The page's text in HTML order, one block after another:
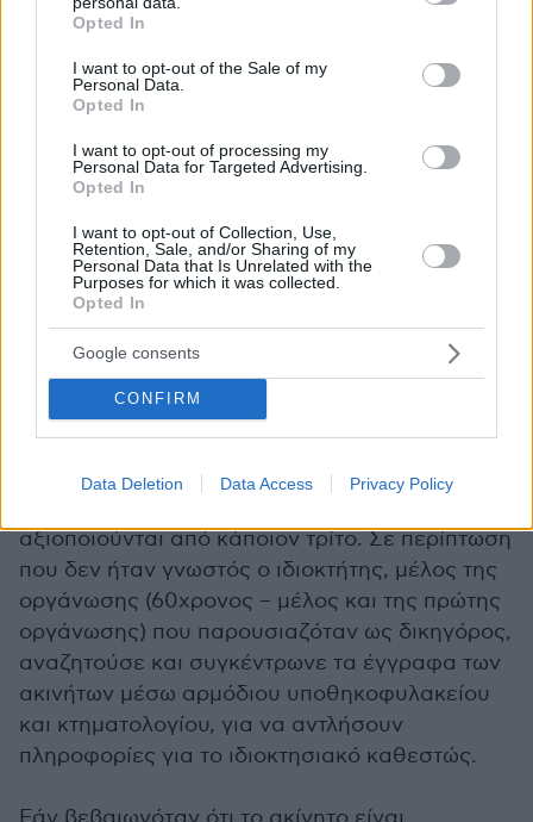
grant or deny consent to Google and its third-party tags to
use your data for below specified purposes in below Google
consent section.
Opted In
I want to opt-out of the Sale of my
Personal Data.
Opted In
I want to opt-out of processing my
Personal Data for Targeted Advertising.
Opted In
I want to opt-out of Collection, Use,
Retention, Sale, and/or Sharing of my
Personal Data that Is Unrelated with the
Purposes for which it was collected.
Opted In
Google consents
CONFIRM
Data Deletion Data Access Privacy Policy
μέλος της οργάνωσης, είχε αναλάβει την
αναζήτηση των οικιών σε περιοχές της Αττικής.
κατοπτεύσεις εάν οι οικίες που έβρισκε
κατοικούνται και τοποθετούσε καινούριες
κλειδαριές και αλυσίδες στις πόρτες, για να τις
ασφαλίσει. Σε περίπτωση που εντόπιζε οικίες
που δεν κατοικούνται, εισέρχονταν και
αφαιρούσε αντικείμενα και τιμαλφή, ενώ
αναζητούσε οτιδήποτε σχετικό (π.χ έγγραφα)
με το ιδιοκτησιακό καθεστώς των οικιών.
Ο 68χρονος αναζητούσε πληροφορίες για τους
ιδιοκτήτες και επικοινωνούσε με αυτούς για να
αξιοποιούνται από κάποιον τρίτο. Σε περίπτωση
που δεν ήταν γνωστός ο ιδιοκτήτης, μέλος της
οργάνωσης (60χρονος – μέλος και της πρώτης
οργάνωσης) που παρουσιαζόταν ως δικηγόρος,
αναζητούσε και συγκέντρωνε τα έγγραφα των
ακινήτων μέσω αρμόδιου υποθηκοφυλακείου
και κτηματολογίου, για να αντλήσουν
πληροφορίες για το ιδιοκτησιακό καθεστώς.